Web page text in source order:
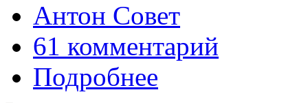
Антон Совет
61 комментарий
Подробнее